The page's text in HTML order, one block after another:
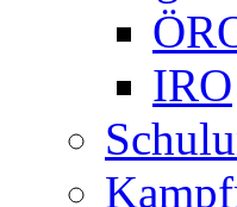
IRO